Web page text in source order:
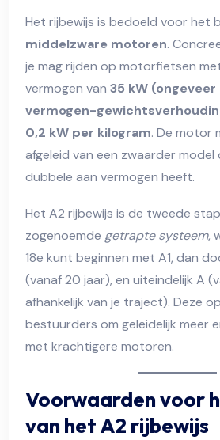
Het rijbewijs is bedoeld voor het
middelzware motoren.
je mag rijden op motorfietsen
vermogen van 35 kW
vermogen-
0,2 kW per kilogram. De motor
afgeleid van een zwaarder
dubbele aan vermogen heeft.
Het A2 rijbewijs is de tweede
zogenoemde getrapte systeem,
18e kunt beginnen met A1, dan
(vanaf 20 jaar), en uiteindelijk A
afhankelijk van je traject). Deze
bestuurders om geleidelijk meer
met krachtigere motoren.
Voorwaarden voor
van het A2 rijbewijs